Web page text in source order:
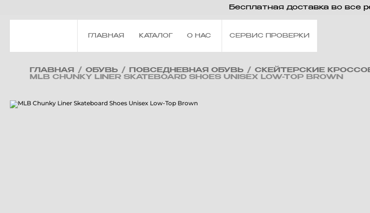
Бесплатная доставка во все
ГЛАВНАЯ КАТАЛОГ О НАС СЕРВИС ПРОВЕРКИ
ГЛАВНАЯ / ОБУВЬ / ПОВСЕДНЕВНАЯ ОБУВЬ / СКЕЙТЕРСКИЕ
MLB CHUNKY LINER SKATEBOARD SHOES UNISEX LOW-TOP BROWN